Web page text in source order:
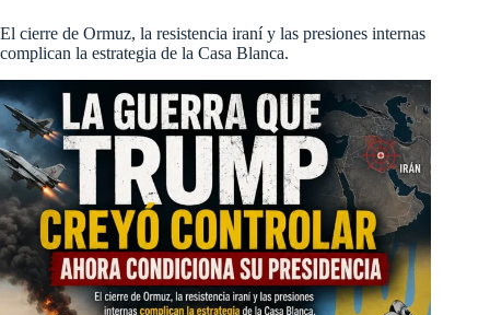
El cierre de Ormuz, la resistencia iraní y las presiones internas
complican la estrategia de la Casa Blanca.